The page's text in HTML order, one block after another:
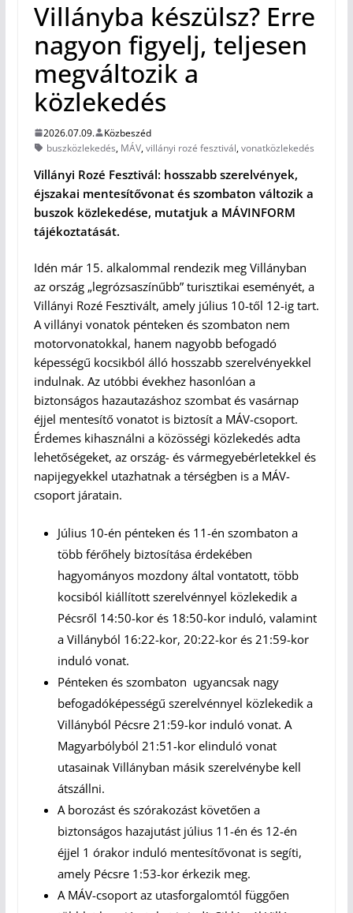
Villányba készülsz? Erre
nagyon figyelj, teljesen
megváltozik a
közlekedés
2026.07.09.
Közbeszéd
buszközlekedés, MÁV,villányi rozé fesztivál,vonatközlekedés
Villányi Rozé Fesztivál: hosszabb szerelvények,
éjszakai mentesítővonat és szombaton változik a
buszok közlekedése, mutatjuk a MÁVINFORM
tájékoztatását.
Idén már 15. alkalommal rendezik meg Villányban
az ország „legrózsaszínűbb” turisztikai eseményét, a
Villányi Rozé Fesztivált, amely július 10-től 12-ig tart.
A villányi vonatok pénteken és szombaton nem
motorvonatokkal, hanem nagyobb befogadó
képességű kocsikból álló hosszabb szerelvényekkel
indulnak. Az utóbbi évekhez hasonlóan a
biztonságos hazautazáshoz szombat és vasárnap
éjjel mentesítő vonatot is biztosít a MÁV-csoport.
Érdemes kihasználni a közösségi közlekedés adta
lehetőségeket, az ország- és vármegyebérletekkel és
napijegyekkel utazhatnak a térségben is a MÁV-
csoport járatain.
Július 10-én pénteken és 11-én szombaton a
több férőhely biztosítása érdekében
hagyományos mozdony által vontatott, több
kocsiból kiállított szerelvénnyel közlekedik a
Pécsről 14:50-kor és 18:50-kor induló, valamint
a Villányból 16:22-kor, 20:22-kor és 21:59-kor
induló vonat.
Pénteken és szombaton ugyancsak nagy
befogadóképességű szerelvénnyel közlekedik a
Villányból Pécsre 21:59-kor induló vonat. A
Magyarbólyból 21:51-kor elinduló vonat
utasainak Villányban másik szerelvénybe kell
átszállni.
A borozást és szórakozást követően a
biztonságos hazajutást július 11-én és 12-én
éjjel 1 órakor induló mentesítővonat is segíti,
amely Pécsre 1:53-kor érkezik meg.
A MÁV-csoport az utasforgalomtól függően